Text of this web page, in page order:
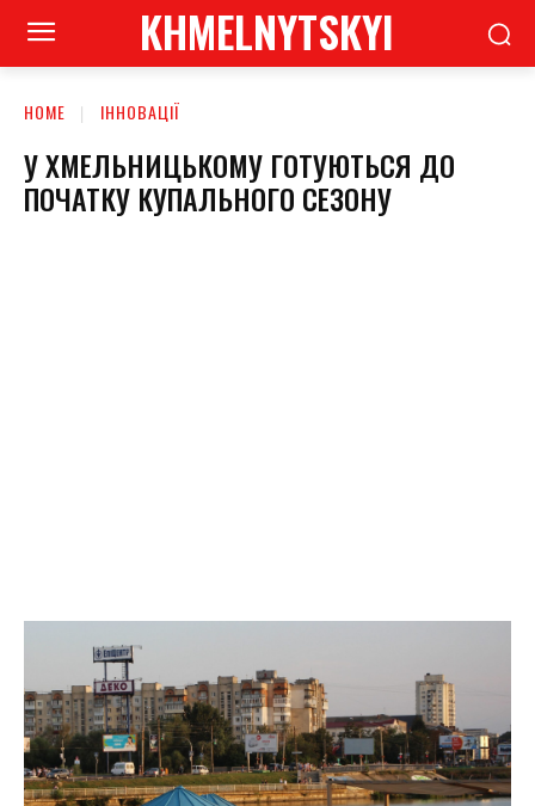
KHMELNYTSKYI
HOME ІННОВАЦІЇ
У ХМЕЛЬНИЦЬКОМУ ГОТУЮТЬСЯ ДО
ПОЧАТКУ КУПАЛЬНОГО СЕЗОНУ